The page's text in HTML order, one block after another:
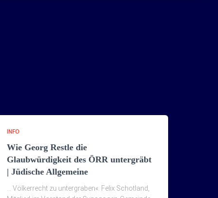
INFO
Wie Georg Restle die
Glaubwürdigkeit des ÖRR untergräbt
| Jüdische Allgemeine
… Völkerrecht zu untergraben«. Felix Schotland,